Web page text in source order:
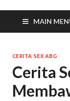
MAIN
CERITA SEX ABG
Cerita